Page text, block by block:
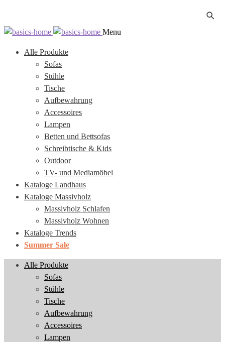
Zur
springen
Zum
springen
Menu
Alle Produkte
Sofas
Stühle
Tische
Aufbewahrung
Accessoires
Lampen
Betten und Bettsofas
Schreibtische & Kids
Outdoor
TV- und Mediamöbel
Kataloge Landhaus
Kataloge Massivholz
Massivholz Schlafen
Massivholz Wohnen
Kataloge Trends
Summer Sale
Alle Produkte
Sofas
Stühle
Tische
Aufbewahrung
Accessoires
Lampen